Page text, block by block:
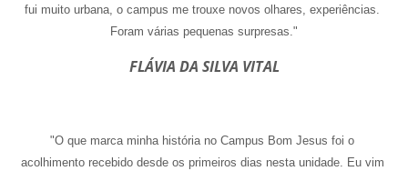
fui muito urbana, o campus me trouxe novos olhares, experiências.
Foram várias pequenas surpresas."
FLÁVIA DA SILVA VITAL
"O que marca minha história no Campus Bom Jesus foi o
acolhimento recebido desde os primeiros dias nesta unidade. Eu vim